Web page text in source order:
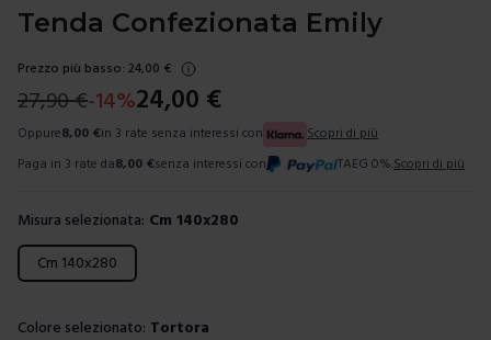
Tenda Confezionata Emily
Prezzo più basso: 24,00 €
27,90€-14%24,00 €
Oppure8,00 €in 3 rate senza interessi con
Scopri di più
Paga in 3 rate da8,00 €senza interessi con TAEG 0%. Scopri di più
Misura selezionata: Cm 140x280
Scegli una misura
Cm 140x280
Colore selezionato: Tortora